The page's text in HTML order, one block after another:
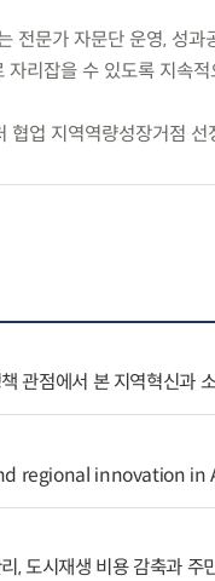
전문가 자문단 운영, 성과
자리잡을 수 있도록 지속
협업 지역역량성장거점 선
관점에서 본 지역혁신과
regional innovation in
, 도시재생 비용 감축과 주